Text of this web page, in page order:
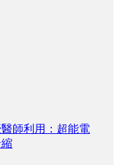
師利用：超能電